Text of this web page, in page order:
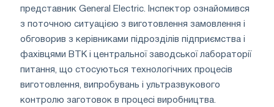
представник General Electric. Інспектор ознайомився
з поточною ситуацією з виготовлення замовлення і
обговорив з керівниками підрозділів підприємства і
фахівцями ВТК і центральної заводської лабораторії
питання, що стосуються технологічних процесів
виготовлення, випробувань і ультразвукового
контролю заготовок в процесі виробництва.